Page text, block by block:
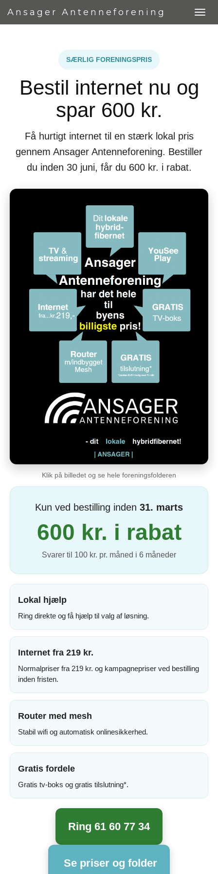
Ansager Antenneforening
SÆRLIG FORENINGSPRIS
Bestil internet nu og
spar 600 kr.
Få hurtigt internet til en stærk lokal pris
gennem Ansager Antenneforening. Bestiller
du inden 30 juni, får du 600 kr. i rabat.
Klik på billedet og se hele foreningsfolderen
Kun ved bestilling inden 31. marts
600 kr. i rabat
Svarer til 100 kr. pr. måned i 6 måneder
Lokal hjælp
Ring direkte og få hjælp til valg af løsning.
Internet fra 219 kr.
Normalpriser fra 219 kr. og kampagnepriser ved bestilling
inden fristen.
Router med mesh
Stabil wifi og automatisk onlinesikkerhed.
Gratis fordele
Gratis tv-boks og gratis tilslutning*.
Ring 61 60 77 34
Se priser og folder